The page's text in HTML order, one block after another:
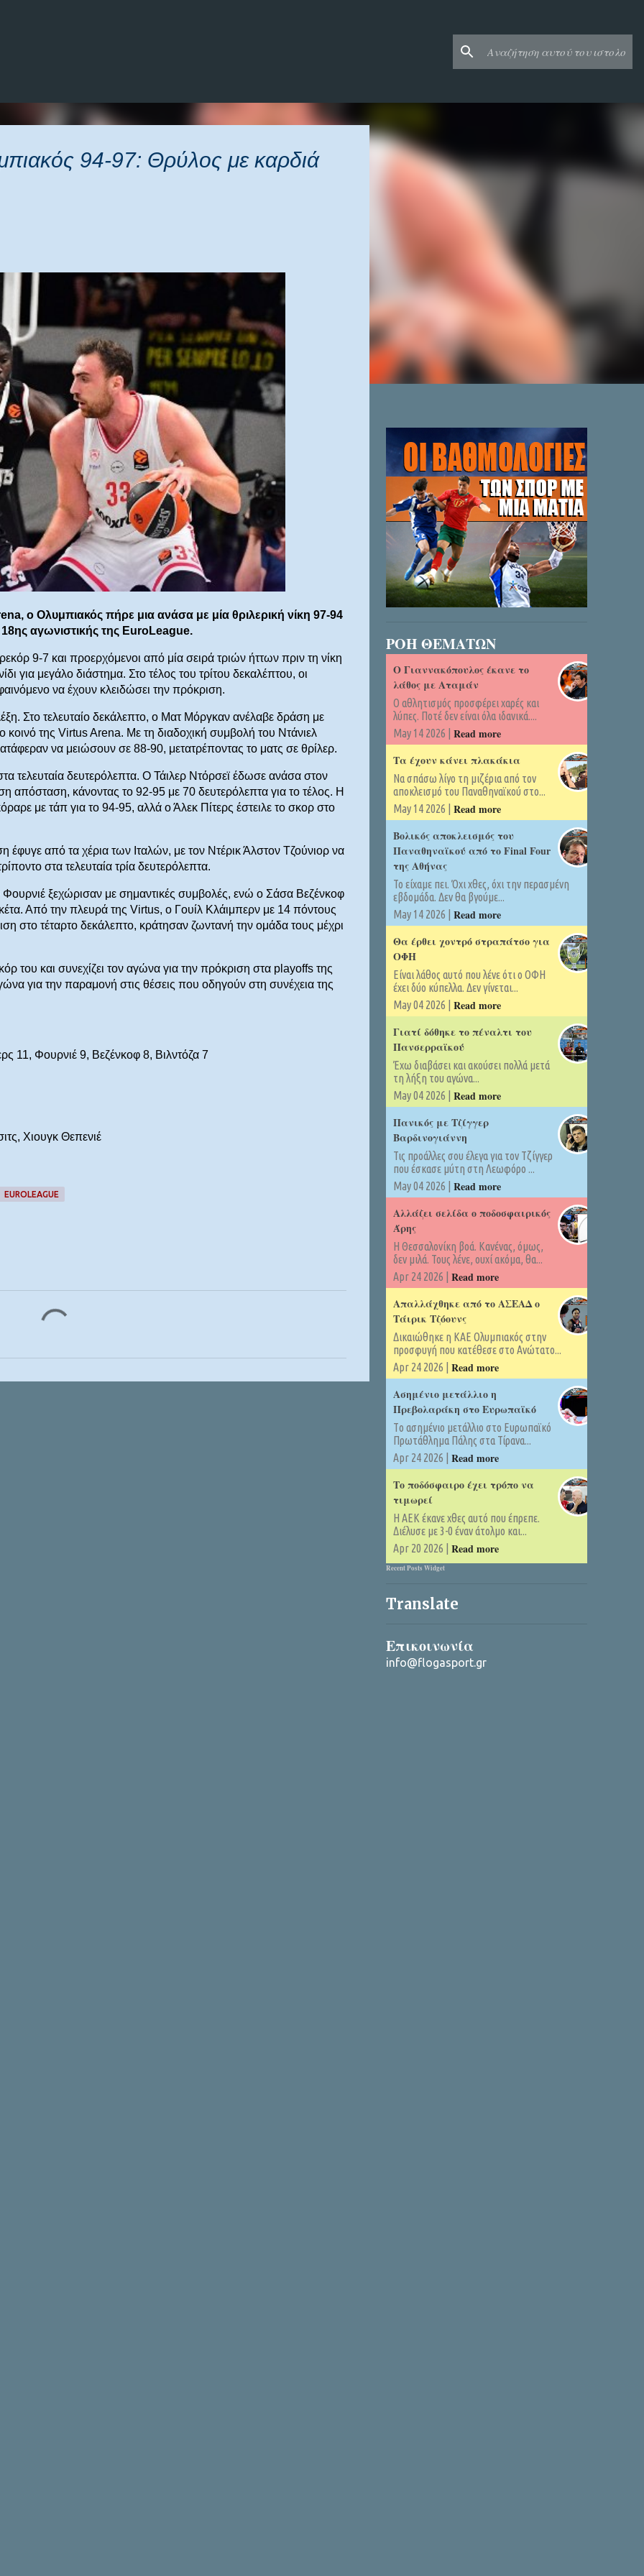
94-97: Θρύλος με καρδιά
ο Ολυμπιακός πήρε μια ανάσα με μία θριλερική νίκη 97-94
αγωνιστικής της EuroLeague.
9-7 και προερχόμενοι από μία σειρά τριών ήττων πριν τη νίκη
για μεγάλο διάστημα. Στο τέλος του τρίτου δεκαλέπτου, οι
να έχουν κλειδώσει την πρόκριση.
Στο τελευταίο δεκάλεπτο, ο Ματ Μόργκαν ανέλαβε δράση με
κοινό της Virtus Arena. Με τη διαδοχική συμβολή του Ντάνιελ
να μειώσουν σε 88-90, μετατρέποντας το ματς σε θρίλερ.
τελευταία δευτερόλεπτα. Ο Τάιλερ Ντόρσεϊ έδωσε ανάσα στον
απόσταση, κάνοντας το 92-95 με 70 δευτερόλεπτα για το τέλος. Η
με τάπ για το 94-95, αλλά ο Άλεκ Πίτερς έστειλε το σκορ στο
έφυγε από τα χέρια των Ιταλών, με τον Ντέρικ Άλστον Τζούνιορ να
στα τελευταία τρία δευτερόλεπτα.
Φουρνιέ ξεχώρισαν με σημαντικές συμβολές, ενώ ο Σάσα Βεζένκοφ
Από την πλευρά της Virtus, ο Γουίλ Κλάιμπερν με 14 πόντους
στο τέταρτο δεκάλεπτο, κράτησαν ζωντανή την ομάδα τους μέχρι
του και συνεχίζει τον αγώνα για την πρόκριση στα playoffs της
για την παραμονή στις θέσεις που οδηγούν στη συνέχεια της
11, Φουρνιέ 9, Βεζένκοφ 8, Βιλντόζα 7
Χιουγκ Θεπενιέ
EUROLEAGUE
ΡΟΗ ΘΕΜΑΤΩΝ
Ο Γιαννακόπουλος έκανε το
λάθος με Αταμάν
Ο αθλητισμός προσφέρει χαρές και
λύπες. Ποτέ δεν είναι όλα ιδανικά....
May 14 2026 | Read more
Τα έχουν κάνει πλακάκια
Να σπάσω λίγο τη μιζέρια από τον
αποκλεισμό του Παναθηναϊκού στο...
May 14 2026 | Read more
Βολικός αποκλεισμός του
Παναθηναϊκού από το Final Four
της Αθήνας
Το είχαμε πει. Όχι χθες, όχι την περασμένη
εβδομάδα. Δεν θα βγούμε...
May 14 2026 | Read more
Θα έρθει χοντρό στραπάτσο για
ΟΦΗ
Είναι λάθος αυτό που λένε ότι ο ΟΦΗ
έχει δύο κύπελλα. Δεν γίνεται...
May 04 2026 | Read more
Γιατί δόθηκε το πέναλτι του
Πανσερραϊκού
Έχω διαβάσει και ακούσει πολλά μετά
τη λήξη του αγώνα...
May 04 2026 | Read more
Πανικός με Τζίγγερ
Βαρδινογιάννη
Τις προάλλες σου έλεγα για τον Τζίγγερ
που έσκασε μύτη στη Λεωφόρο ...
May 04 2026 | Read more
Αλλάζει σελίδα ο ποδοσφαιρικός
Άρης
Η Θεσσαλονίκη βοά. Κανένας, όμως,
δεν μιλά. Τους λένε, ουχί ακόμα, θα...
Apr 24 2026 | Read more
Απαλλάχθηκε από το ΑΣΕΑΔ ο
Τάιρικ Τζόουνς
Δικαιώθηκε η ΚΑΕ Ολυμπιακός στην
προσφυγή που κατέθεσε στο Ανώτατο...
Apr 24 2026 | Read more
Ασημένιο μετάλλιο η
Πρεβολαράκη στο Ευρωπαϊκό
Tο ασημένιο μετάλλιο στο Ευρωπαϊκό
Πρωτάθλημα Πάλης στα Τίρανα...
Apr 24 2026 | Read more
Το ποδόσφαιρο έχει τρόπο να
τιμωρεί
Η ΑΕΚ έκανε χθες αυτό που έπρεπε.
Διέλυσε με 3-0 έναν άτολμο και...
Apr 20 2026 | Read more
Recent Posts Widget
Translate
Επικοινωνία
info@flogasport.gr